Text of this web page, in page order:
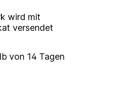
wird mit
versendet
von 14 Tagen